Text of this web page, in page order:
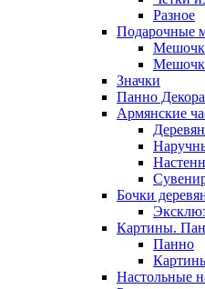
Разное
Подарочные
Значки
Панно
Армянские
Бочки
Картины.
Панно
Настольные